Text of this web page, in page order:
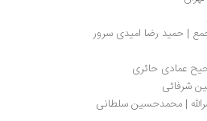
رضا امیدی سرور
حائری